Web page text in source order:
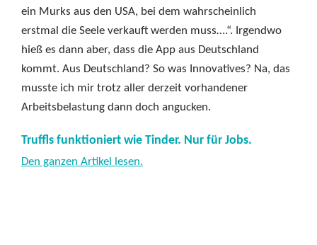
ein Murks aus den USA, bei dem wahrscheinlich
erstmal die Seele verkauft werden muss….“. Irgendwo
hieß es dann aber, dass die App aus Deutschland
kommt. Aus Deutschland? So was Innovatives? Na, das
musste ich mir trotz aller derzeit vorhandener
Arbeitsbelastung dann doch angucken.
Truffls funktioniert wie Tinder. Nur für Jobs.
Den ganzen Artikel lesen.